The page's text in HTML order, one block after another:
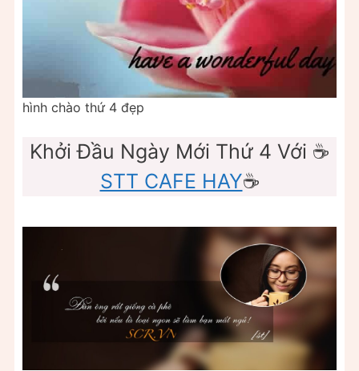
hình chào thứ 4 đẹp
Khởi Đầu Ngày Mới Thứ 4 Với ☕
STT CAFE HAY☕